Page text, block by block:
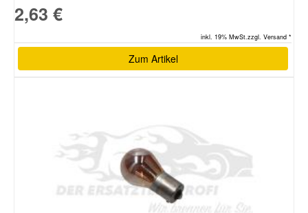
2,63 €
inkl. 19% MwSt.zzgl. Versand *
Zum Artikel